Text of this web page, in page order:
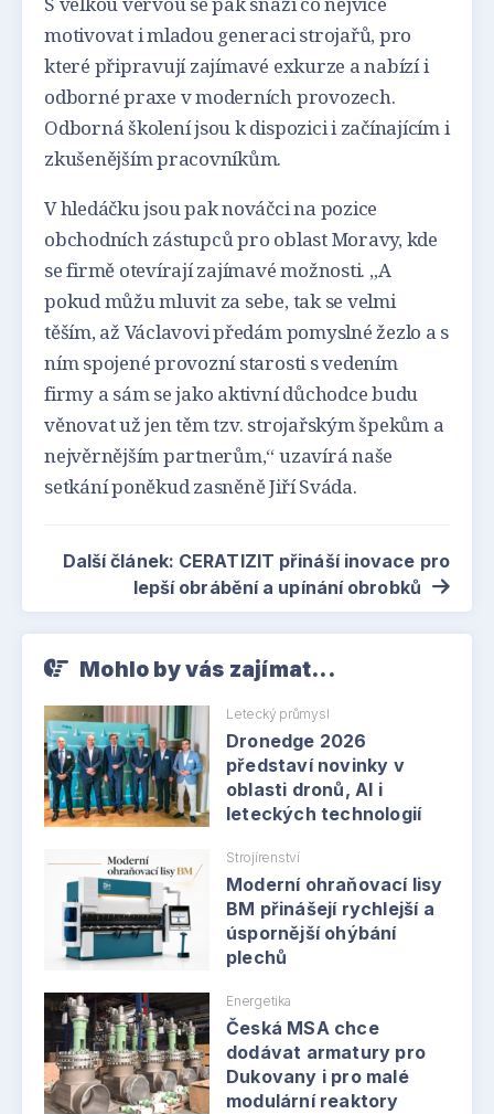
motivovat i mladou generaci strojařů, pro
které připravují zajímavé exkurze a nabízí i
odborné praxe v moderních provozech.
Odborná školení jsou k dispozici i začínajícím i
zkušenějším pracovníkům.
V hledáčku jsou pak nováčci na pozice
obchodních zástupců pro oblast Moravy, kde
se firmě otevírají zajímavé možnosti. „A
pokud můžu mluvit za sebe, tak se velmi
těším, až Václavovi předám pomyslné žezlo a s
ním spojené provozní starosti s vedením
firmy a sám se jako aktivní důchodce budu
věnovat už jen těm tzv. strojařským špekům a
nejvěrnějším partnerům,“ uzavírá naše
setkání poněkud zasněně Jiří Sváda.
Další článek: CERATIZIT přináší inovace pro
lepší obrábění a upínání obrobků
Mohlo by vás zajímat...
Letecký průmysl
Dronedge 2026
představí novinky v
oblasti dronů, AI i
leteckých technologií
Strojírenství
Moderní ohraňovací lisy
BM přinášejí rychlejší a
úspornější ohýbání
plechů
Energetika
Česká MSA chce
dodávat armatury pro
Dukovany i pro malé
modulární reaktory